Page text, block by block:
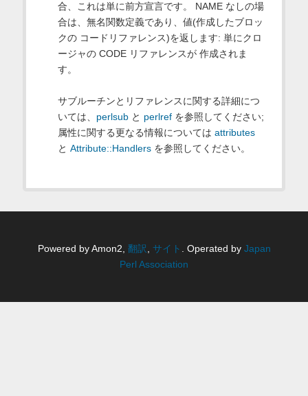
合、これは単に前方宣言です。 NAME なしの場
合は、無名関数定義であり、値(作成したブロッ
クの コードリファレンス)を返します: 単にクロ
ージャの CODE リファレンスが 作成されま
す。
サブルーチンとリファレンスに関する詳細につ
いては、 perlsubと perlrefを参照してください;
属性に関する更なる情報については attributes
と Attribute::Handlersを参照してください。
Powered by Amon2, 翻訳, サイト . Operated by Japan
Perl Association